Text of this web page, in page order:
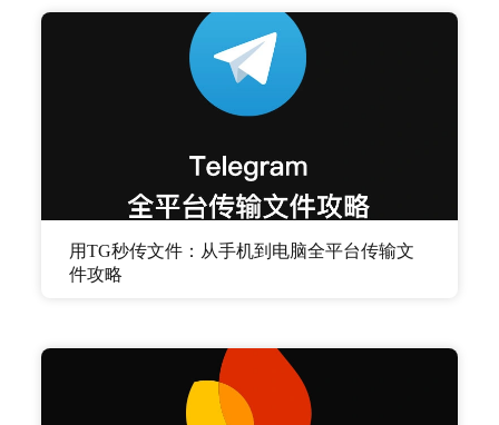
用TG秒传文件：从手机到电脑全平台传输文
件攻略